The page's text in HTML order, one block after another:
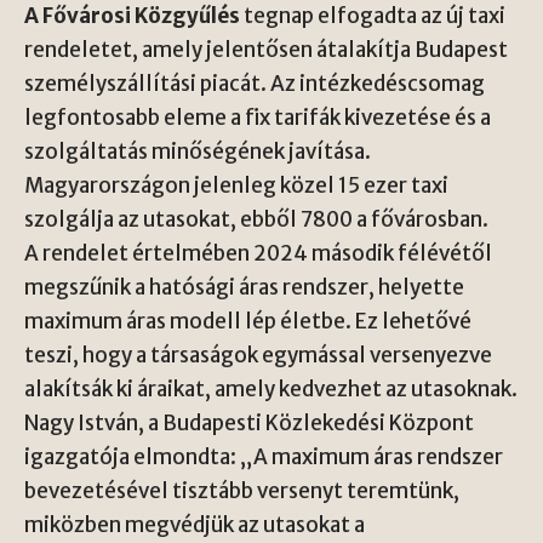
A Fővárosi Közgyűlés tegnap elfogadta az új taxi
rendeletet, amely jelentősen átalakítja Budapest
személyszállítási piacát. Az intézkedéscsomag
legfontosabb eleme a fix tarifák kivezetése és a
szolgáltatás minőségének javítása.
Magyarországon jelenleg közel 15 ezer taxi
szolgálja az utasokat, ebből 7800 a fővárosban.
A rendelet értelmében 2024 második félévétől
megszűnik a hatósági áras rendszer, helyette
maximum áras modell lép életbe. Ez lehetővé
teszi, hogy a társaságok egymással versenyezve
alakítsák ki áraikat, amely kedvezhet az utasoknak.
Nagy István, a Budapesti Közlekedési Központ
igazgatója elmondta: „A maximum áras rendszer
bevezetésével tisztább versenyt teremtünk,
miközben megvédjük az utasokat a